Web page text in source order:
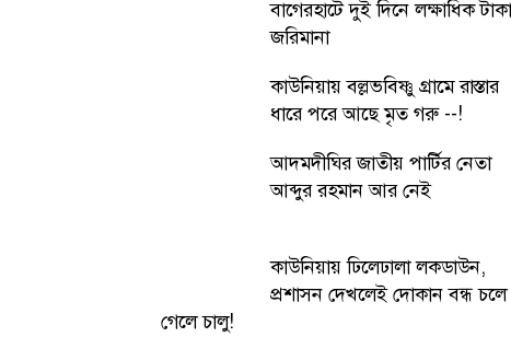
বাগেরহাটে দুই দিনে লক্ষাধিক টাকা
জরিমানা
কাউনিয়ায় বল্লভবিষ্ণু গ্রামে রাস্তার
ধারে পরে আছে মৃত গরু --!
আদমদীঘির জাতীয় পার্টির নেতা
আব্দুর রহমান আর নেই
কাউনিয়ায় ঢিলেঢালা লকডাউন,
প্রশাসন দেখলেই দোকান বন্ধ চলে
গেলে চালু!